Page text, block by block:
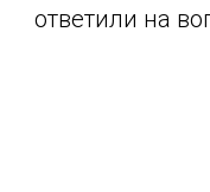
ответили на